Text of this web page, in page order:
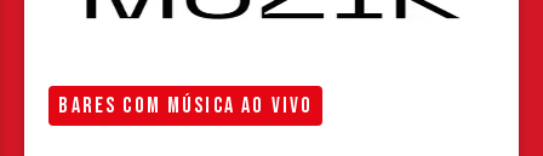
BARES COM MÚSICA AO VIVO